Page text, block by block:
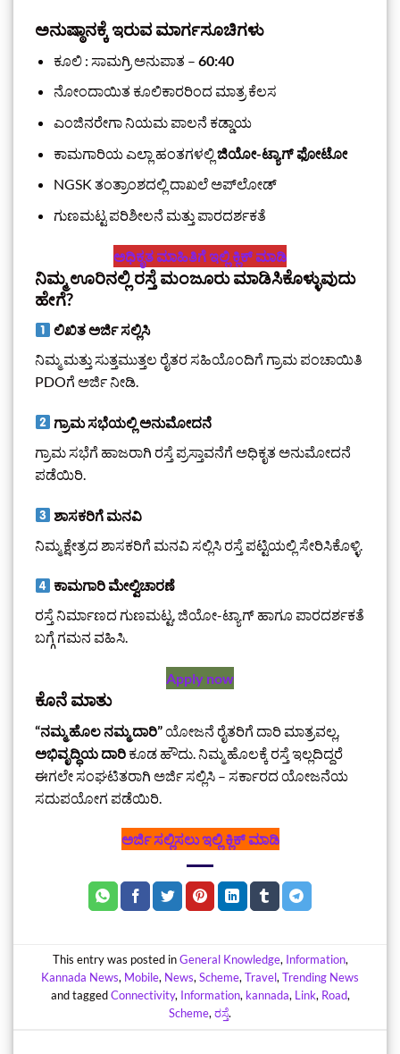
ಅನುಷ್ಠಾನಕ್ಕೆ ಇರುವ ಮಾರ್ಗಸೂಚಿಗಳು
ಕೂಲಿ : ಸಾಮಗ್ರಿ ಅನುಪಾತ – 60:40
ನೋಂದಾಯಿತ ಕೂಲಿಕಾರರಿಂದ ಮಾತ್ರ ಕೆಲಸ
ಎಂಜಿನರೇಗಾ ನಿಯಮ ಪಾಲನೆ ಕಡ್ಡಾಯ
ಕಾಮಗಾರಿಯ ಎಲ್ಲಾ ಹಂತಗಳಲ್ಲಿಜಿಯೋ-ಟ್ಯಾಗ್ ಫೋಟೋ
NGSK ತಂತ್ರಾಂಶದಲ್ಲಿ ದಾಖಲೆ ಅಪ್‌ಲೋಡ್
ಗುಣಮಟ್ಟ ಪರಿಶೀಲನೆ ಮತ್ತು ಪಾರದರ್ಶಕತೆ
ಅಧಿಕೃತ ಮಾಹಿತಿಗೆ ಇಲ್ಲಿ ಕ್ಲಿಕ್‌ ಮಾಡಿ
ನಿಮ್ಮ ಊರಿನಲ್ಲಿ ರಸ್ತೆ ಮಂಜೂರು ಮಾಡಿಸಿಕೊಳ್ಳುವುದು
ಹೇಗೆ?
ಲಿಖಿತ ಅರ್ಜಿ ಸಲ್ಲಿಸಿ
ನಿಮ್ಮ ಮತ್ತು ಸುತ್ತಮುತ್ತಲ ರೈತರ ಸಹಿಯೊಂದಿಗೆ ಗ್ರಾಮ ಪಂಚಾಯಿತಿ
PDOಗೆ ಅರ್ಜಿ ನೀಡಿ.
ಗ್ರಾಮ ಸಭೆಯಲ್ಲಿ ಅನುಮೋದನೆ
ಗ್ರಾಮ ಸಭೆಗೆ ಹಾಜರಾಗಿ ರಸ್ತೆ ಪ್ರಸ್ತಾವನೆಗೆ ಅಧಿಕೃತ ಅನುಮೋದನೆ
ಪಡೆಯಿರಿ.
ಶಾಸಕರಿಗೆ ಮನವಿ
ನಿಮ್ಮ ಕ್ಷೇತ್ರದ ಶಾಸಕರಿಗೆ ಮನವಿ ಸಲ್ಲಿಸಿ ರಸ್ತೆ ಪಟ್ಟಿಯಲ್ಲಿ ಸೇರಿಸಿಕೊಳ್ಳಿ.
ಕಾಮಗಾರಿ ಮೇಲ್ವಿಚಾರಣೆ
ರಸ್ತೆ ನಿರ್ಮಾಣದ ಗುಣಮಟ್ಟ, ಜಿಯೋ-ಟ್ಯಾಗ್ ಹಾಗೂ ಪಾರದರ್ಶಕತೆ
ಬಗ್ಗೆ ಗಮನ ವಹಿಸಿ.
Apply now
ಕೊನೆ ಮಾತು
“ನಮ್ಮ ಹೊಲ ನಮ್ಮ ದಾರಿ”ಯೋಜನೆ ರೈತರಿಗೆ ದಾರಿ ಮಾತ್ರವಲ್ಲ,
ಅಭಿವೃದ್ಧಿಯ ದಾರಿ ಕೂಡ ಹೌದು. ನಿಮ್ಮ ಹೊಲಕ್ಕೆ ರಸ್ತೆ ಇಲ್ಲದಿದ್ದರೆ
ಈಗಲೇ ಸಂಘಟಿತರಾಗಿ ಅರ್ಜಿ ಸಲ್ಲಿಸಿ – ಸರ್ಕಾರದ ಯೋಜನೆಯ
ಸದುಪಯೋಗ ಪಡೆಯಿರಿ.
ಅರ್ಜಿ ಸಲ್ಲಿಸಲು ಇಲ್ಲಿ ಕ್ಲಿಕ್‌ ಮಾಡಿ
This entry was posted inGeneral Knowledge, Information,
Kannada News, Mobile, News,Scheme,Travel,Trending News
and taggedConnectivity, Information, kannada, Link, Road,
Scheme,ರಸ್ತೆ.